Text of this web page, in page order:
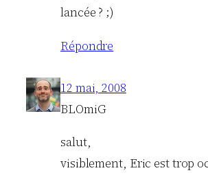
lancée ? ;)
Répondre
12 mai, 2008
BLOmiG
salut,
visiblement, Eric est trop